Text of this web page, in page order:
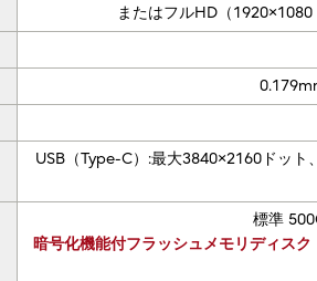
またはフルHD（
USB（Type-C）:最大3840×2160ドッ
標準
暗号化機能付フラッシュメモリディス